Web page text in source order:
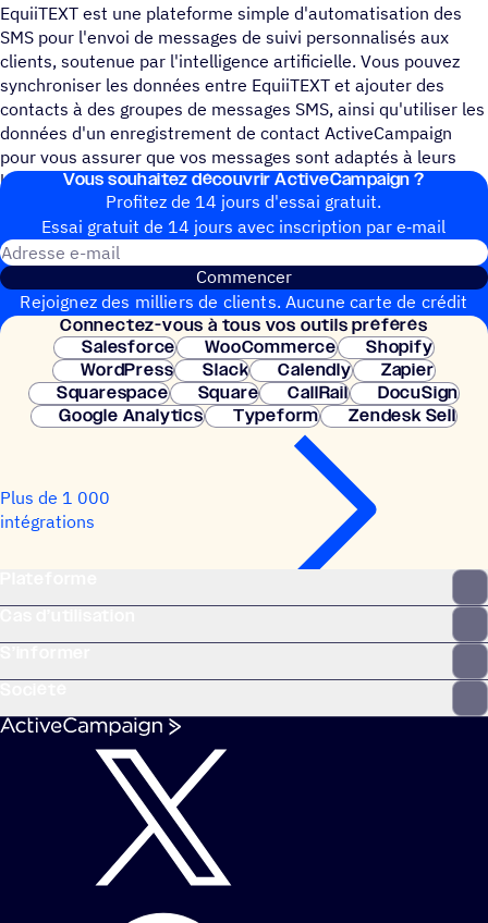
EquiiTEXT est une plateforme simple d'automatisation des
SMS pour l'envoi de messages de suivi personnalisés aux
clients, soutenue par l'intelligence artificielle. Vous pouvez
synchroniser les données entre EquiiTEXT et ajouter des
contacts à des groupes de messages SMS, ainsi qu'utiliser les
données d'un enregistrement de contact ActiveCampaign
pour vous assurer que vos messages sont adaptés à leurs
besoins et à leurs intérêts.
Vous souhai­tez découvrir ActiveCampaign ?
Profitez de 14 jours d'essai gratuit.
Essai gratuit de 14 jours avec inscrip­tion par e‑mail
Commencer
Rejoignez des milliers de clients. Aucune carte de crédit
nécessaire. Configuration instantanée.
Connec­tez-vous à tous vos outils préférés
Salesforce
WooCommerce
Shopify
WordPress
Slack Calendly
Zapier
Squarespace
Square CallRail
DocuSign
Google Analytics
Typeform Zendesk Sell
Plus de 1 000
intégrations